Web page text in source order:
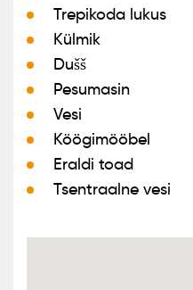
Trepikoda lukus
Külmik
Dušš
Pesumasin
Vesi
Köögimööbel
Eraldi toad
Tsentraalne vesi